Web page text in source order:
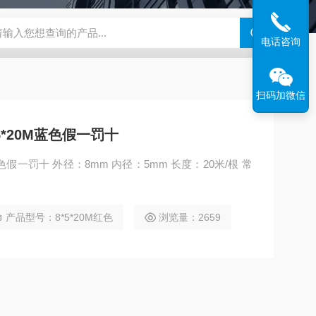
180-4E1-AC220V 麦特沃克
蓝色假一罚十
假一罚十 外径：8mm 内径：5mm 长度：20米/根 常
产品型号：8*5*20M红色 浏览量：2659
电话咨询
扫码加微信